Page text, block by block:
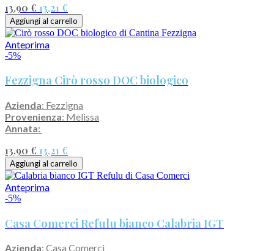
13,90 € 13,21 €
Aggiungi al carrello
Anteprima
-5%
Fezzigna Cirò rosso DOC biologico
Azienda: Fezzigna
Provenienza: Melissa
Annata:
13,90 € 13,21 €
Aggiungi al carrello
Anteprima
-5%
Casa Comerci Refulu bianco Calabria IGT
Azienda: Casa Comerci